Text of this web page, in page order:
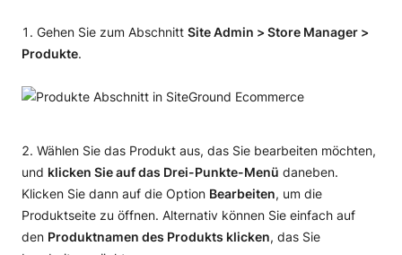
Gehen Sie zum Abschnitt Site Admin > Store Manager >
Produkte.
Wählen Sie das Produkt aus, das Sie bearbeiten möchten,
und klicken Sie auf das Drei-Punkte-Menü daneben.
Klicken Sie dann auf die Option Bearbeiten, um die
Produktseite zu öffnen. Alternativ können Sie einfach auf
den Produktnamen des Produkts klicken, das Sie